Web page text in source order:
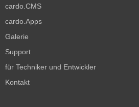
cardo.CMS
cardo.Apps
Galerie
Support
für Techniker und Entwickler
Kontakt